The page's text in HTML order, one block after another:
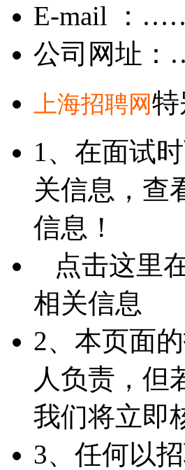
E-mail
公司网
上海招聘网特
1、在面试
关信息，查
信息！
点击这里
相关信息
2、本页面
人负责，但
我们将立即
3、任何以